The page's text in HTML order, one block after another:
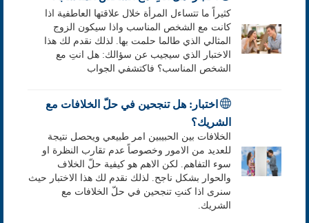
كثيراً ما تتساءل المرأة خلال علاقتها العاطفية اذا
كانت مع الشخص المناسب واذا سيكون الزوج
المثالي الذي طالما حلمت بها. لذلك نقدم لك هذا
الاختبار الذي سيجيب عن سؤالك: هل انتِ مع
الشخص المناسب؟ فاكتشفي الجواب
اختبار: هل تنجحين في حلّ الخلافات مع
الشريك؟
الخلافات بين الحبيبين امر طبيعي ويحصل نتيجة
للعديد من الامور وخصوصاً عدم تقارب النظرة او
سوء التفاهم. لكن الاهم هو كيفية حلّ الخلاف
والحوار بشكل ناجح. لذلك نقدم لك هذا الاختبار حيث
سنرى اذا كنتِ تنجحين في حلّ الخلافات مع
الشريك.